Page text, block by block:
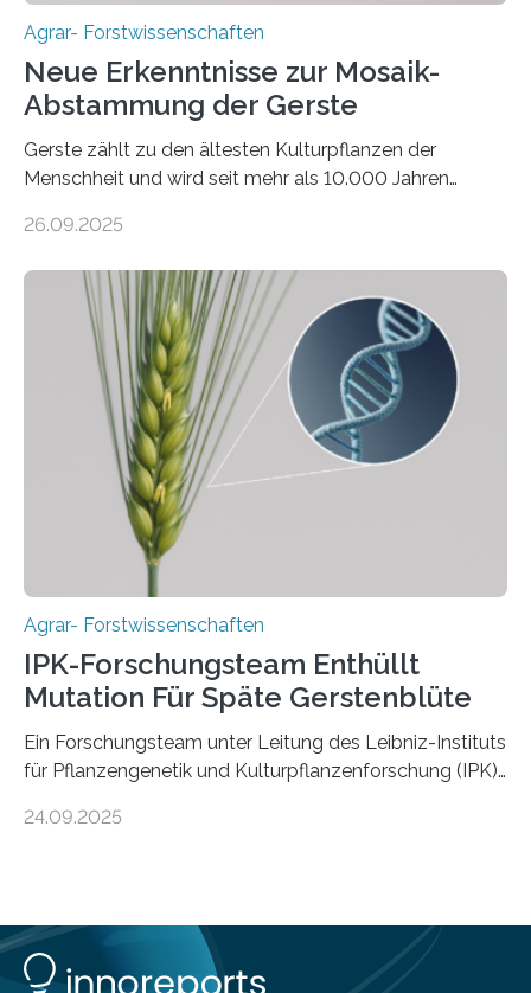
Agrar- Forstwissenschaften
Neue Erkenntnisse zur Mosaik-
Abstammung der Gerste
Gerste zählt zu den ältesten Kulturpflanzen der
Menschheit und wird seit mehr als 10.000 Jahren
einzigen Ort domestiziert wurde. Eine neue Studie eines
Instituts für Pflanzengenetik und
Kulturpflanzenforschung (IPK) zeigt, dass die heutige
Gerste aus verschiedenen Wildpopulationen im
sogenannten Fruchtbaren Halbmond hervorgegangen
ist. Sie besitzt also eine Art „Mosaik-Abstammung“. Die
Ergebnisse der Studie wurden heute in der
Fachzeitschrift „Nature“ veröffentlicht. Die
Forschungsgruppe hat die Evolution und…
26.09.2025
Agrar- Forstwissenschaften
IPK-Forschungsteam Enthüllt
Mutation Für Späte Gerstenblüte
Ein Forschungsteam unter Leitung des Leibniz-Instituts
für Pflanzengenetik und Kulturpflanzenforschung (IPK)
entdeckt, das Gerste in Regionen mit langen
Sammlungen von Wild- und domestizierter Gerste
analysierten, konnten auch zeigen, dass die Mutation
24.09.2025